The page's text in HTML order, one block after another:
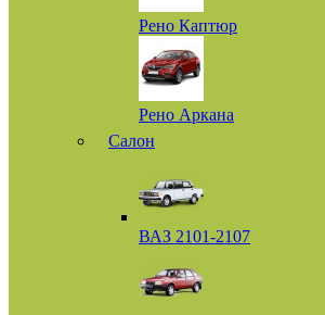
Рено Каптюр
Рено Аркана
Салон
ВАЗ 2101-2107